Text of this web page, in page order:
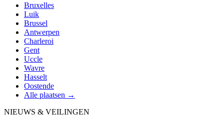
Bruxelles
Luik
Brussel
Antwerpen
Charleroi
Gent
Uccle
Wavre
Hasselt
Oostende
Alle plaatsen →
NIEUWS & VEILINGEN